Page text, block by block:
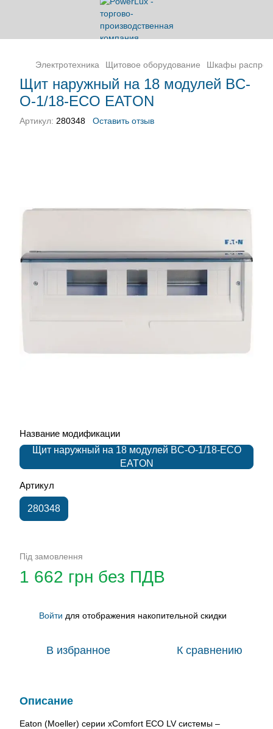
Электротехника Щитовое оборудование Шкафы
Щит наружный на 18 модулей BC-
O-1/18-ECO EATON
Артикул: 280348 Оставить отзыв
Название модификации
Щит наружный на 18 модулей BC-O-1/18-ECO
EATON
Артикул
280348
Під замовлення
1 662 грн без ПДВ
Войти для отображения накопительной скидки
В избранное К сравнению
Описание
Eaton (Moeller) серии xComfort ECO LV системы –